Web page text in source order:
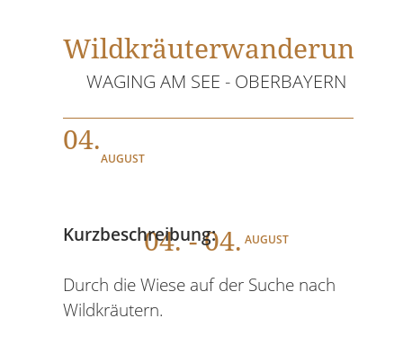
Wildkräuterwanderung
WAGING AM SEE - OBERBAYERN
04.
AUGUST
04. - 04. AUGUST
Kurzbeschreibung:
Durch die Wiese auf der Suche nach
Wildkräutern.